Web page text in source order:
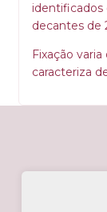
decantes de
Fixação
caracteriza